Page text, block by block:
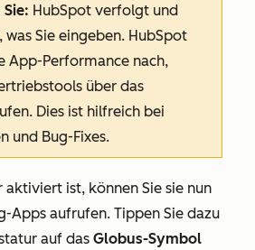
HubSpot verfolgt und
Sie eingeben. HubSpot
App-Performance nach,
über das
Dies ist hilfreich bei
und Bug-Fixes.
aktiviert ist, können Sie sie nun
Apps aufrufen. Tippen Sie dazu
auf das Globus-Symbol